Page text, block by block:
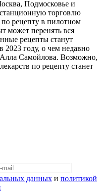
Подмосковье и
торговлю
рецепту в пилотном
может перенять вся
рецепты станут
2023 году, о чем недавно
Алла Самойлова. Возможно,
по рецепту станет
данных и политикой